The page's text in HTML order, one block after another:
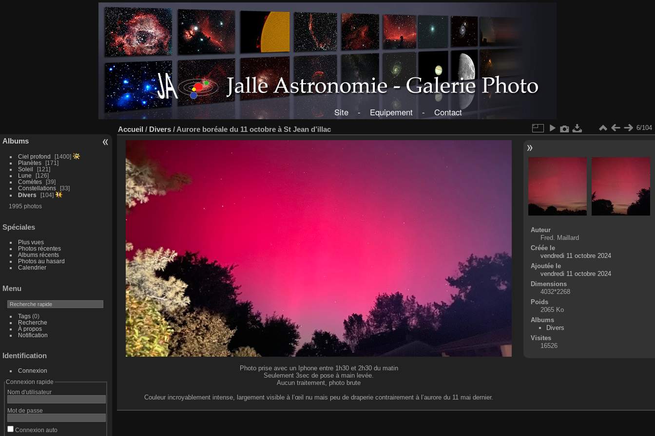
Site - Equipement - Contact
Albums
Ciel profond
1400
Planètes
171
Soleil
121
Lune
126
Comètes
39
Constellations
33
Divers
104
1995 photos
Spéciales
Plus vues
Photos récentes
Albums récents
Photos au hasard
Calendrier
Menu
Tags(0)
Recherche
À propos
Notification
Identification
Connexion
Connexion rapide
Nom d'utilisateur
Mot de passe
Connexion auto
Accueil / Divers / Aurore boréale du 11 octobre à St Jean d’illac 6/104
Photo prise avec un Iphone entre 1h30 et 2h30 du matin
Seulement 3sec de pose à main levée.
Aucun traitement, photo brute
Couleur incroyablement intense, largement visible à l’œil nu mais peu de draperie contrairement à l’aurore du 11 mai dernier.
Auteur
Fred. Maillard
Créée le
vendredi 11 octobre 2024
Ajoutée le
vendredi 11 octobre 2024
Dimensions
4032*2268
Poids
2065 Ko
Albums
Divers
Visites
16526